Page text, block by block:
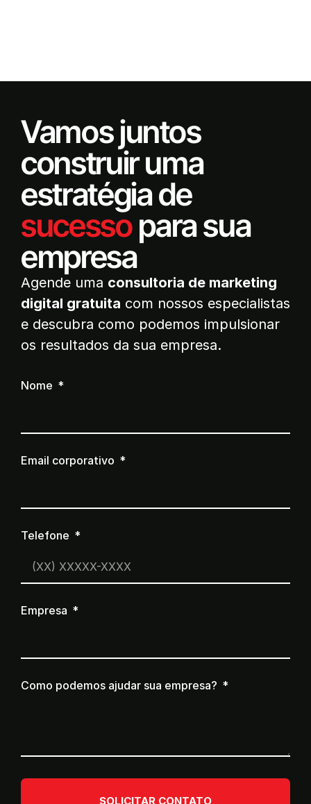
Vamos juntos
construir uma
estratégia de
sucessopara sua
empresa
Agende uma consultoria de marketing
digital gratuita com nossos especialistas
e descubra como podemos impulsionar
os resultados da sua empresa.
Nome
Email corporativo
Telefone
Empresa
Como podemos ajudar sua empresa?
SOLICITAR CONTATO